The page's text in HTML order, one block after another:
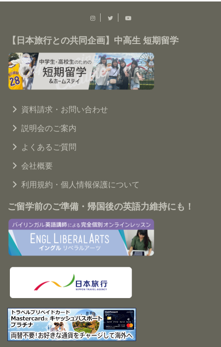
【日本旅行との共同企画】中高生 短期留学
資料請求・お問い合わせ
説明会のご案内
よくあるご質問
会社概要
利用規約・個人情報保護について
ご留学前のご準備・帰国後の英語力維持にも！